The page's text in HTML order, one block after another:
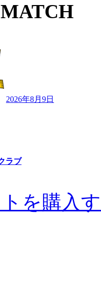
2026年8月9日
ラブ
を購入